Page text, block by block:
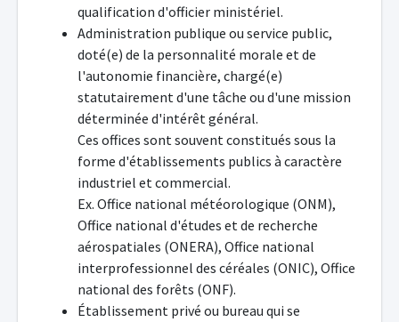
qualification d'officier ministériel.
Administration publique ou service public,
doté(e) de la personnalité morale et de
l'autonomie financière, chargé(e)
statutairement d'une tâche ou d'une mission
déterminée d'intérêt général.
Ces offices sont souvent constitués sous la
forme d'établissements publics à caractère
industriel et commercial.
Ex. Office national météorologique (ONM),
Office national d'études et de recherche
aérospatiales (ONERA), Office national
interprofessionnel des céréales (ONIC), Office
national des forêts (ONF).
Établissement privé ou bureau qui se